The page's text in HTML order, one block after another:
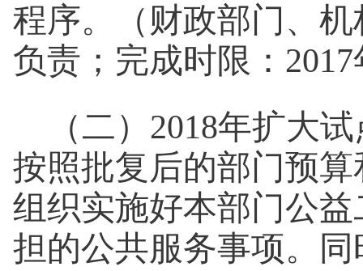
程序。（财政部门、
负责；完成时限：
（二）2018年扩大
按照批复后的部门预
组织实施好本部门公
担的公共服务事项。